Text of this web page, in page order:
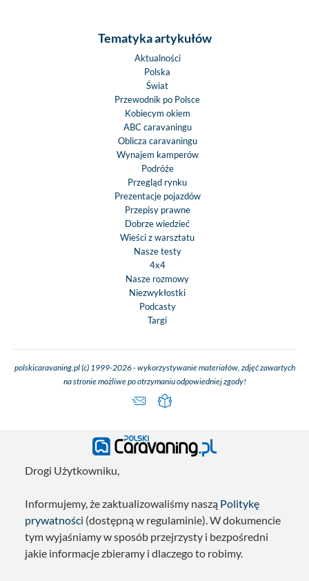
Tematyka artykułów
Aktualności
Polska
Świat
Przewodnik po Polsce
Kobiecym okiem
ABC caravaningu
Oblicza caravaningu
Wynajem kamperów
Podróże
Przegląd rynku
Prezentacje pojazdów
Przepisy prawne
Dobrze wiedzieć
Wieści z warsztatu
Nasze testy
4x4
Nasze rozmowy
Niezwykłostki
Podcasty
Targi
polskicaravaning.pl (c) 1999-2026 - wykorzystywanie materiałów, zdjęć zawartych
na stronie możliwe po otrzymaniu odpowiedniej zgody!
Drogi Użytkowniku,
Informujemy, że zaktualizowaliśmy naszą Politykę
prywatności (dostępną w regulaminie). W dokumencie
tym wyjaśniamy w sposób przejrzysty i bezpośredni
jakie informacje zbieramy i dlaczego to robimy.